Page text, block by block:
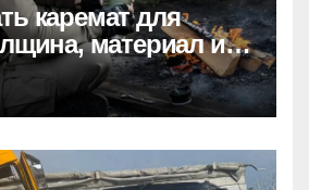
каремат для
материал и